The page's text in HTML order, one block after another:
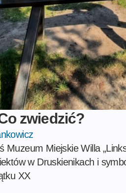
zwiedzić?
Muzeum Miejskie Willa
w Druskienikach i
XX